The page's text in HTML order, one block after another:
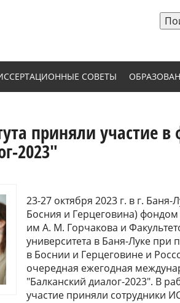
СОВЕТЫ
приняли участие
2023"
23-27 октября 2023 г. в г. Баня-
Босния и Герцеговина)
им А. М. Горчакова и
университета в Баня-Луке при
в Боснии и Герцеговине и
очередная ежегодная
"Балканский диалог-2023". В
участие приняли сотрудники